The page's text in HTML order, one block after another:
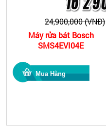
24,900,000 (VNĐ)
Máy rửa bát Bosch
SMS4EVI04E